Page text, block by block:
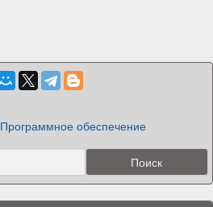
Программное обеспечение